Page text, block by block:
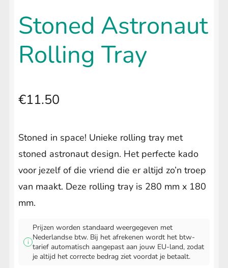
uitvouwen
Stoned Astronaut
Rolling Tray
€11.50
Stoned in space! Unieke rolling tray met
stoned astronaut design. Het perfecte kado
voor jezelf of die vriend die er altijd zo’n troep
van maakt. Deze rolling tray is 280 mm x 180
mm.
i
Prijzen worden standaard weergegeven met
Nederlandse btw. Bij het afrekenen wordt het btw-
tarief automatisch aangepast aan jouw EU-land, zodat
je altijd het correcte bedrag ziet voordat je betaalt.